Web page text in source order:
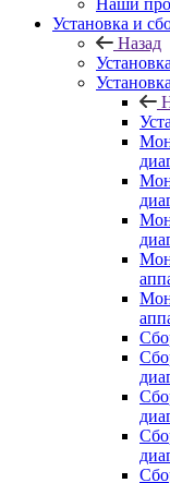
Наши
Установка и
Назад